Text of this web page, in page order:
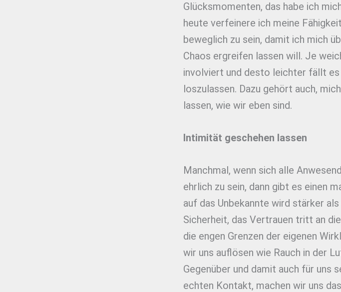
Glücksmomenten, das habe ich
heute verfeinere ich meine
beweglich zu sein, damit ich mich
Chaos ergreifen lassen will. Je
involviert und desto leichter fällt es
loszulassen. Dazu gehört auch,
lassen, wie wir eben sind.
Intimität geschehen lassen
Manchmal, wenn sich alle
ehrlich zu sein, dann gibt es einen
auf das Unbekannte wird stärker
Sicherheit, das Vertrauen tritt an
die engen Grenzen der eigenen
wir uns auflösen wie Rauch in der
Gegenüber und damit auch für uns
echten Kontakt, machen wir uns